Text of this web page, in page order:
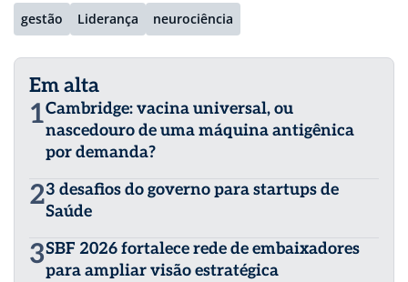
gestão Liderança neurociência
Em alta
1Cambridge: vacina universal, ou
nascedouro de uma máquina antigênica
por demanda?
23 desafios do governo para startups de
Saúde
3SBF 2026 fortalece rede de embaixadores
para ampliar visão estratégica